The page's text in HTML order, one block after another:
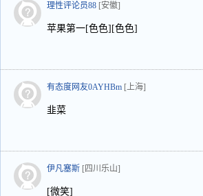
理性评论员88 [安徽]
苹果第一[色色][色色]
有态度网友0AYHBm [上海]
韭菜
伊凡塞斯 [四川乐山]
[微笑]